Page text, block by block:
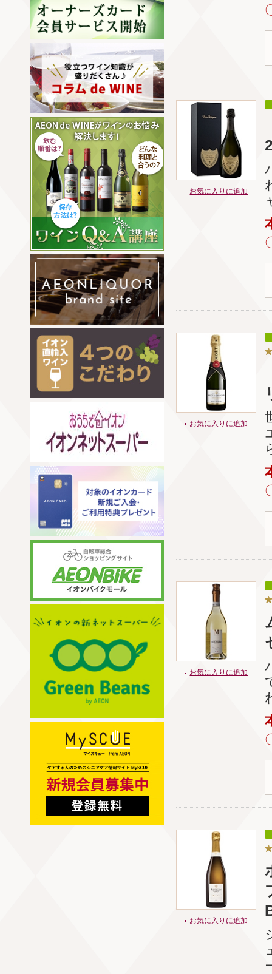
お気に入りに追加
お気に入りに追加
お気に入りに追加
お気に入りに追加